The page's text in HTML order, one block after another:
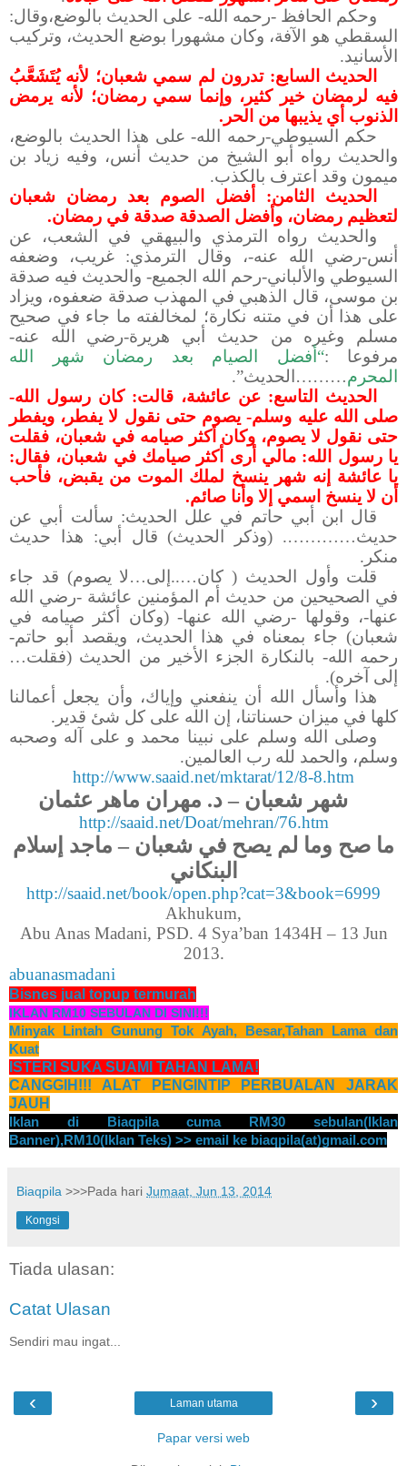
وحكم الحافظ -رحمه الله- على الحديث بالوضع،وقال:
السقطي هو الآفة، وكان مشهورا بوضع الحديث، وتركيب
الأسانيد.
الحديث السابع: تدرون لم سمي شعبان؛ لأنه يُتَشَعَّبُ
فيه لرمضان خير كثير، وإنما سمي رمضان؛ لأنه يرمض
الذنوب أي يذيبها من الحر.
حكم السيوطي-رحمه الله- على هذا الحديث بالوضع،
والحديث رواه أبو الشيخ من حديث أنس، وفيه زياد بن
ميمون وقد اعترف بالكذب.
الحديث الثامن: أفضل الصوم بعد رمضان شعبان
لتعظيم رمضان، وأفضل الصدقة صدقة في رمضان.
والحديث رواه الترمذي والبيهقي في الشعب، عن
أنس-رضي الله عنه-، وقال الترمذي: غريب، وضعفه
السيوطي والألباني-رحم الله الجميع- والحديث فيه صدقة
بن موسى، قال الذهبي في المهذب صدقة ضعفوه، ويزاد
على هذا أن في متنه نكارة؛ لمخالفته ما جاء في صحيح
مسلم وغيره من حديث أبي هريرة-رضي الله عنه-
مرفوعا :“أفضل الصيام بعد رمضان شهر الله
المحرم………الحديث”.
الحديث التاسع: عن عائشة، قالت: كان رسول الله-
صلى الله عليه وسلم- يصوم حتى نقول لا يفطر، ويفطر
حتى نقول لا يصوم، وكان أكثر صيامه في شعبان، فقلت
يا رسول الله: مالي أرى أكثر صيامك في شعبان، فقال:
يا عائشة إنه شهر ينسخ لملك الموت من يقبض، فأحب
أن لا ينسخ اسمي إلا وأنا صائم.
قال ابن أبي حاتم في علل الحديث: سألت أبي عن
حديث…………. (وذكر الحديث) قال أبي: هذا حديث
منكر.
قلت وأول الحديث ( كان…..إلى…لا يصوم) قد جاء
في الصحيحين من حديث أم المؤمنين عائشة -رضي الله
عنها-، وقولها -رضي الله عنها- (وكان أكثر صيامه في
شعبان) جاء بمعناه في هذا الحديث، ويقصد أبو حاتم-
رحمه الله- بالنكارة الجزء الأخير من الحديث (فقلت…
إلى آخره).
هذا وأسأل الله أن ينفعني وإياك، وأن يجعل أعمالنا
كلها في ميزان حسناتنا، إن الله على كل شئ قدير.
وصلى الله وسلم على نبينا محمد و على آله وصحبه
وسلم، والحمد لله رب العالمين.
http://www.saaid.net/mktarat/12/8-8.htm
شهر شعبان – د. مهران ماهر عثمان
http://saaid.net/Doat/mehran/76.htm
ما صح وما لم يصح في شعبان – ماجد إسلام
البنكاني
http://saaid.net/book/open.php?cat=3&book=6999
Akhukum,
Abu Anas Madani, PSD. 4 Sya’ban 1434H – 13 Jun
2013.
abuanasmadani
Bisnes jual topup termurah
IKLAN RM10 SEBULAN DI SINI!!!
Minyak Lintah Gunung Tok Ayah, Besar,Tahan Lama dan
Kuat
ISTERI SUKA SUAMI TAHAN LAMA!
CANGGIH!!! ALAT PENGINTIP PERBUALAN JARAK
JAUH
Iklan di Biaqpila cuma RM30 sebulan(Iklan
Banner),RM10(Iklan Teks) >> email ke biaqpila(at)gmail.com
Biaqpila >>>Pada hari Jumaat, Jun 13, 2014
Kongsi
Tiada ulasan:
Catat Ulasan
Sendiri mau ingat...
‹ ›
Laman utama
Papar versi web